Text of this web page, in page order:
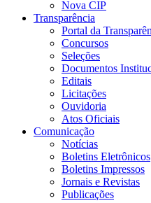
Nova CIP
Transparência
Portal da
Concursos
Seleções
Documentos
Editais
Licitações
Ouvidoria
Atos Oficiais
Comunicação
Notícias
Boletins Eletrônicos
Boletins Impressos
Jornais e Revistas
Publicações